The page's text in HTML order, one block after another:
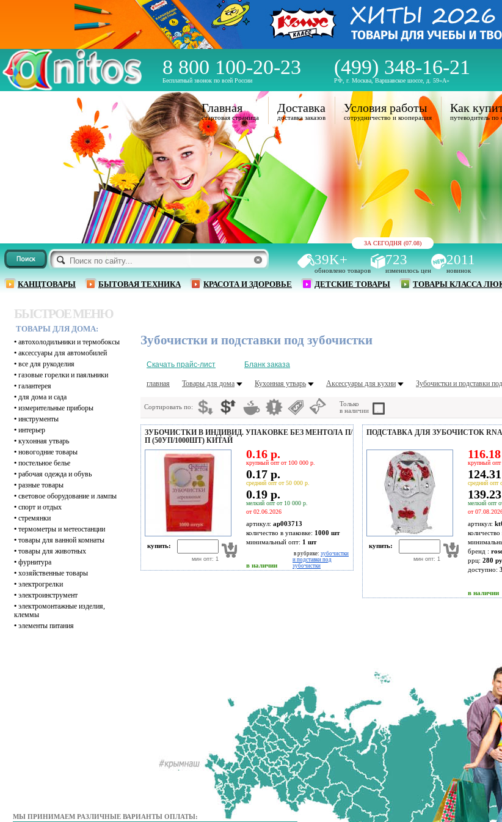
8 800 100-20-23
Бесплатный звонок по всей России
(499) 348-16-21
РФ, г. Москва, Варшавское шоссе, д. 59«А»
ЗА СЕГОДНЯ (07.08)
39K+
обновлено товаров
723
изменилось цен
2011
новинок
КАНЦТОВАРЫ БЫТОВАЯ ТЕХНИКА КРАСОТА И ЗДОРОВЬЕ ДЕТСКИЕ ТОВАРЫ ТОВАРЫ КЛАССА
Главная
стартовая страница
Доставка
доставка заказов
Условия работы
сотрудничество и кооперация
Как
путеводитель по
БЫСТРОЕ МЕНЮ
ТОВАРЫ ДЛЯ ДОМА:
• автохолодильники и термобоксы
• аксессуары для автомобилей
• все для рукоделия
• газовые горелки и паяльники
• галантерея
• для дома и сада
• измерительные приборы
• инструменты
• интерьер
• кухонная утварь
• новогодние товары
• постельное белье
• рабочая одежда и обувь
• разные товары
• световое оборудование и лампы
• спорт и отдых
• стремянки
• термометры и метеостанции
• товары для ванной комнаты
• товары для животных
• фурнитура
• хозяйственные товары
• электрогрелки
• электроинструмент
• электромонтажные изделия,
клеммы
• элементы питания
Зубочистки и подставки под зубочистки
Скачать прайс-лист Бланк заказа
главная Товары для дома Кухонная утварь Аксессуары для кухни Зубочистки и подставки
Сортировать по:
Только
в наличии
ЗУБОЧИСТКИ В ИНДИВИД. УПАКОВКЕ БЕЗ МЕНТОЛА П/
П (50УП/1000ШТ) КИТАЙ
купить:
мин опт: 1
0.16 р.
крупный опт от 100 000 р.
0.17 р.
средний опт от 50 000 р.
0.19 р.
мелкий опт от 10 000 р.
от 02.06.2026
артикул: ap003713
количество в упаковке: 1000 шт
минимальный опт: 1 шт
в наличии
в рубрике: зубочистки
и подставки под
зубочистки
ПОДСТАВКА ДЛЯ ЗУБОЧИСТОК RNA-
купить:
мин опт: 1
крупный опт
средний опт
мелкий опт
от
артикул:
количество
бренд :
ррц: 280
доступно:
в наличии
МЫ ПРИНИМАЕМ РАЗЛИЧНЫЕ ВАРИАНТЫ ОПЛАТЫ: